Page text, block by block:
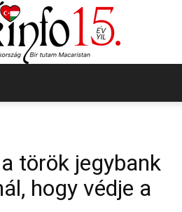
török jegybank
hogy védje a